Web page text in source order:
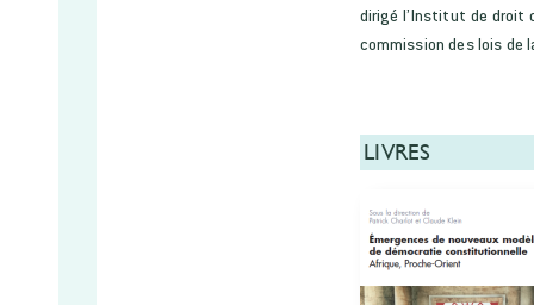
dirigé l’Institut de droit
commission des lois de
LIVRES